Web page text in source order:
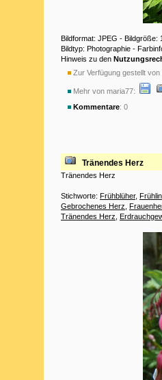
Bildformat: JPEG - Bildgröße:
Bildtyp: Photographie -
Hinweis zu den
Zur Verfügung gestellt von
Mehr von maria77:
Kommentare: 0
Tränendes Herz
Tränendes Herz
Stichworte: Frühblüher,
Gebrochenes Herz
Tränendes Herz